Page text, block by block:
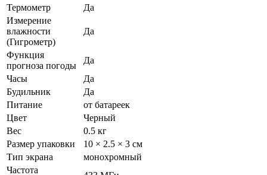
Термометр
Да
Измерение
влажности
(Гигрометр)
Да
Функция
прогноза погоды
Да
Часы
Да
Будильник
Да
Питание
от батареек
Цвет
Черный
Вес
0.5 кг
Размер упаковки
10 × 2.5 × 3 см
Тип экрана
монохромный
Частота